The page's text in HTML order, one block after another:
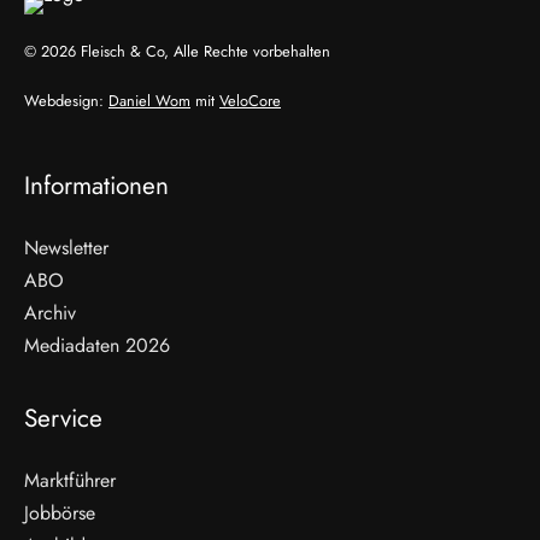
© 2026 Fleisch & Co, Alle Rechte vorbehalten
Webdesign: Daniel Wom mit VeloCore
Informationen
Newsletter
ABO
Archiv
Mediadaten 2026
Service
Marktführer
Jobbörse